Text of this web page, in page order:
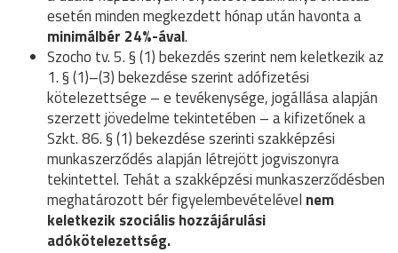
esetén minden megkezdett hónap után havonta a
minimálbér 24%-ával.
Szocho tv. 5. § (1) bekezdés szerint nem keletkezik az
1. § (1)–(3) bekezdése szerint adófizetési
kötelezettsége – e tevékenysége, jogállása alapján
szerzett jövedelme tekintetében – a kifizetőnek a
Szkt. 86. § (1) bekezdése szerinti szakképzési
munkaszerződés alapján létrejött jogviszonyra
tekintettel. Tehát a szakképzési munkaszerződésben
meghatározott bér figyelembevételével nem
keletkezik szociális hozzájárulási
adókötelezettség.